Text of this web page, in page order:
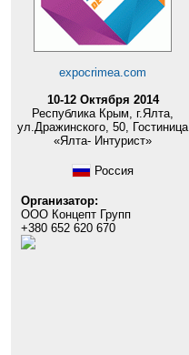
expocrimea.com
10-12 Октября 2014
Республика Крым, г.Ялта,
ул.Дражинского, 50, Гостиница
«Ялта- Интурист»
Россия
Организатор:
ООО Концепт Групп
+380 652 620 670